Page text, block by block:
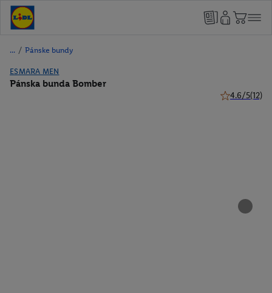
/ Pánske bundy
ESMARA MEN
Pánska bunda Bomber
4.6/5(12)